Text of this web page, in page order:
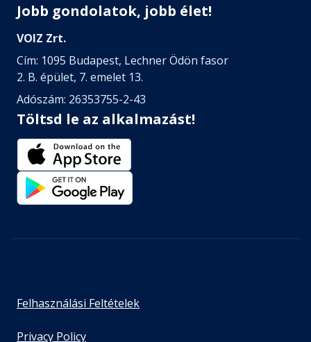
Jobb gondolatok, jobb élet!
VOIZ Zrt.
Cím: 1095 Budapest, Lechner Ödön fasor
2. B. épület, 7. emelet 13.
Adószám: 26353755-2-43
Töltsd le az alkalmazást!
Felhasználási Feltételek
Privacy Policy